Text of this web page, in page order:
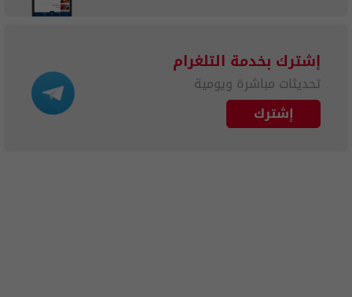
إشترك بخدمة التلغرام
تحديثات مباشرة ويومية
إشترك